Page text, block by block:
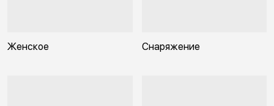
Женское Снаряжение